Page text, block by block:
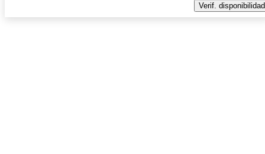
Verif. disponibilidad